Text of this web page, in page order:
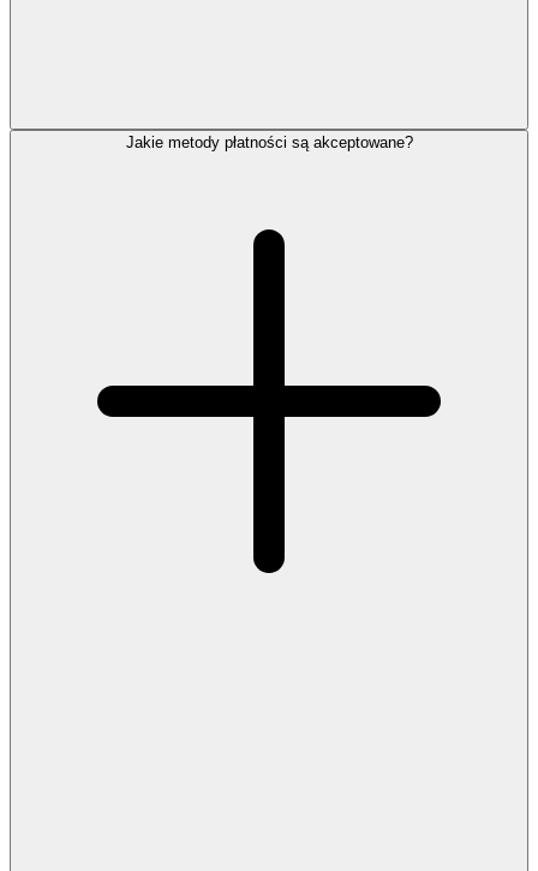
Jakie metody płatności są akceptowane?